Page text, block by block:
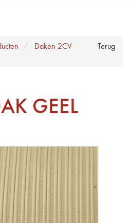
Terug
Daken 2CV
GEEL